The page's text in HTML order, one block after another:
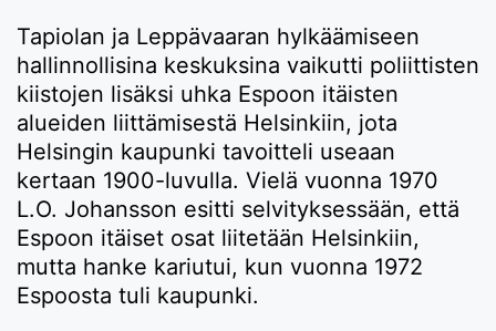
Tapiolan ja Leppävaaran hylkäämiseen
hallinnollisina keskuksina vaikutti poliittisten
kiistojen lisäksi uhka Espoon itäisten
alueiden liittämisestä Helsinkiin, jota
Helsingin kaupunki tavoitteli useaan
kertaan 1900-luvulla. Vielä vuonna 1970
L.O. Johansson esitti selvityksessään, että
Espoon itäiset osat liitetään Helsinkiin,
mutta hanke kariutui, kun vuonna 1972
Espoosta tuli kaupunki.